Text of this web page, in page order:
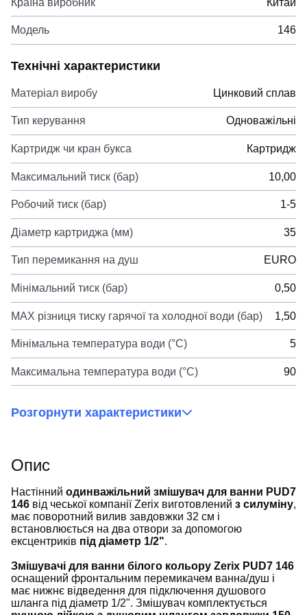
Модель 146
Технічні характеристики
Матеріал виробу Цинковий сплав
Тип керування Одноважільні
Картридж чи кран букса Картридж
Максимальний тиск (бар) 10,00
Робочий тиск (бар) 1-5
Діаметр картриджа (мм) 35
Тип перемикання на душ EURO
Мінімальний тиск (бар) 0,50
MAX різниця тиску гарячої та холодної води (бар) 1,50
Мінімальна температура води (°C) 5
Максимальна температура води (°C) 90
Розгорнути характеристики
Опис
Настінний одинважільний змішувач для ванни PUD7
146 від чеської компанії Zerix виготовлений з силуміну,
має поворотний вилив завдовжки 32 см і
встановлюється на два отвори за допомогою
ексцентриків під діаметр 1/2".
Змішувачі для ванни білого кольору Zerix PUD7 146
оснащений фронтальним перемикачем ванна/душ і
має нижнє відведення для підключення душового
шланга під діаметр 1/2". Змішувач комплектується